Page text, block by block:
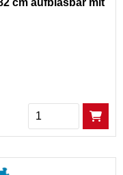
cm aufblasbar mit
Menge